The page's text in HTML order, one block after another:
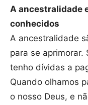
A ancestralidade
conhecidos
A ancestralidade
para se aprimorar.
tenho dívidas a
Quando olhamos
o nosso Deus, e